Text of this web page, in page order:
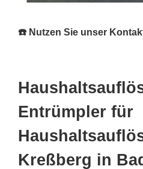
☎️ Nutzen Sie unser
Entrümpler für
Kreßberg in